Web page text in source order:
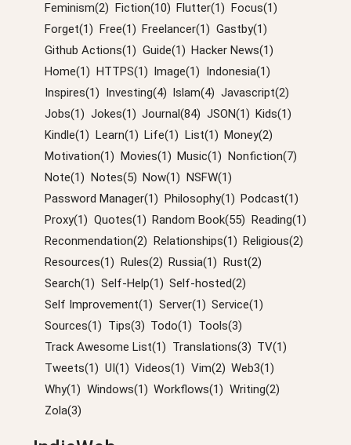
Feminism(2) Fiction(10) Flutter(1) Focus(1)
Forget(1) Free(1) Freelancer(1) Gastby(1)
Github Actions(1) Guide(1) Hacker News(1)
Home(1) HTTPS(1) Image(1) Indonesia(1)
Inspires(1) Investing(4) Islam(4) Javascript(2)
Jobs(1) Jokes(1) Journal(84) JSON(1) Kids(1)
Kindle(1) Learn(1) Life(1) List(1) Money(2)
Motivation(1) Movies(1) Music(1) Nonfiction(7)
Note(1) Notes(5) Now(1) NSFW(1)
Password Manager(1) Philosophy(1) Podcast(1)
Proxy(1) Quotes(1) Random Book(55) Reading(1)
Reconmendation(2) Relationships(1) Religious(2)
Resources(1) Rules(2) Russia(1) Rust(2)
Search(1) Self-Help(1) Self-hosted(2)
Self Improvement(1) Server(1) Service(1)
Sources(1) Tips(3) Todo(1) Tools(3)
Track Awesome List(1) Translations(3) TV(1)
Tweets(1) UI(1) Videos(1) Vim(2) Web3(1)
Why(1) Windows(1) Workflows(1) Writing(2)
Zola(3)